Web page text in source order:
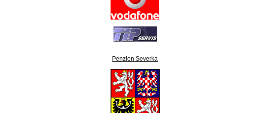
Penzion Severka